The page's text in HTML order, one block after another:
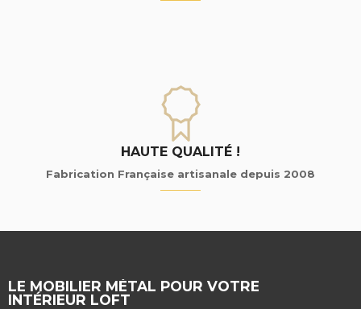
HAUTE QUALITÉ !
Fabrication Française artisanale depuis 2008
LE MOBILIER MÉTAL POUR VOTRE
INTÉRIEUR LOFT